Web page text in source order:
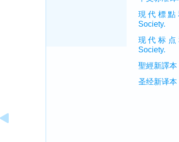
現代標點
Society.
现代标点
Society.
聖經新譯
圣经新译